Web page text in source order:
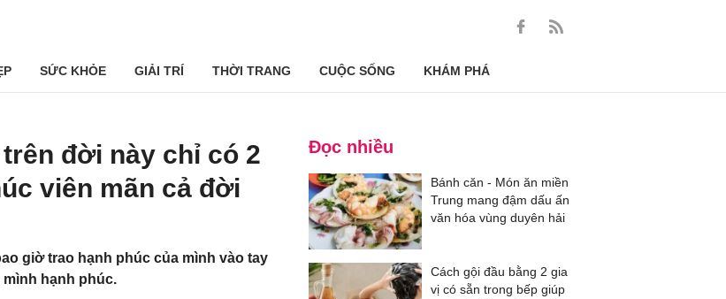
SỨC KHỎE GIẢI TRÍ THỜI TRANG CUỘC SỐNG KHÁM PHÁ
đời này chỉ có 2
viên mãn cả đời
giờ trao hạnh phúc của mình vào tay
hạnh phúc.
Đọc nhiều
Bánh căn - Món ăn miền
Trung mang đậm dấu ấn
văn hóa vùng duyên hải
Cách gội đầu bằng 2 gia
vị có sẵn trong bếp giúp